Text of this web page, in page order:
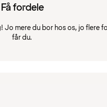
Få fordele
Jo mere du bor hos os, jo flere
får du.